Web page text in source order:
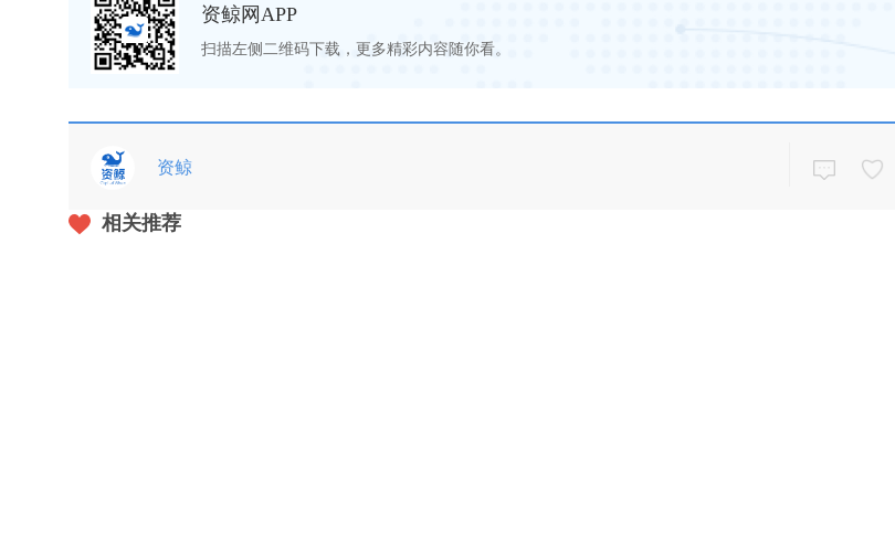
资鲸网APP
扫描左侧二维码下载，更多精彩内容随你看。
资鲸
相关推荐